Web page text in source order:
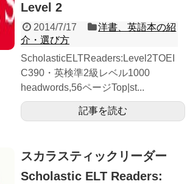
Level 2
2014/7/17
洋書、英語本の紹
介・選び方
ScholasticELTReaders:Level2TOEI
C390・英検準2級レベル1000
headwords,56ページTop|st...
記事を読む
スカラスティックリーダー
Scholastic ELT Readers: